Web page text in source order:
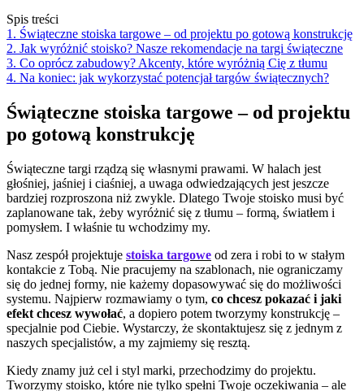
Spis treści
1. Świąteczne stoiska targowe – od projektu po gotową konstrukcję
2. Jak wyróżnić stoisko? Nasze rekomendacje na targi świąteczne
3. Co oprócz zabudowy? Akcenty, które wyróżnią Cię z tłumu
4. Na koniec: jak wykorzystać potencjał targów świątecznych?
Świąteczne stoiska targowe – od projektu
po gotową konstrukcję
Świąteczne targi rządzą się własnymi prawami. W halach jest
głośniej, jaśniej i ciaśniej, a uwaga odwiedzających jest jeszcze
bardziej rozproszona niż zwykle. Dlatego Twoje stoisko musi być
zaplanowane tak, żeby wyróżnić się z tłumu – formą, światłem i
pomysłem. I właśnie tu wchodzimy my.
Nasz zespół projektuje stoiska targowe od zera i robi to w stałym
kontakcie z Tobą. Nie pracujemy na szablonach, nie ograniczamy
się do jednej formy, nie każemy dopasowywać się do możliwości
systemu. Najpierw rozmawiamy o tym, co chcesz pokazać i jaki
efekt chcesz wywołać, a dopiero potem tworzymy konstrukcję –
specjalnie pod Ciebie. Wystarczy, że skontaktujesz się z jednym z
naszych specjalistów, a my zajmiemy się resztą.
Kiedy znamy już cel i styl marki, przechodzimy do projektu.
Tworzymy stoisko, które nie tylko spełni Twoje oczekiwania – ale